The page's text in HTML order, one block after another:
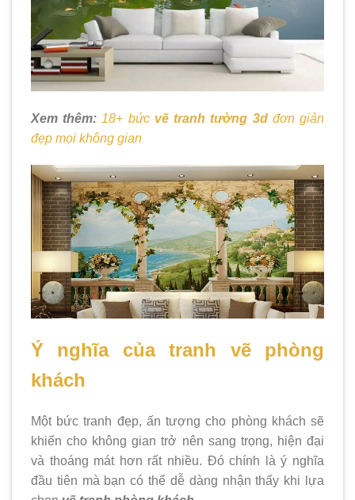
Xem thêm: 18+ bức vẽ tranh tường 3dđơn giản
đẹp mọi không gian
Ý nghĩa của tranh vẽ phòng
khách
Một bức tranh đẹp, ấn tượng cho phòng khách sẽ
khiến cho không gian trở nên sang trọng, hiện đại
và thoáng mát hơn rất nhiều. Đó chính là ý nghĩa
đầu tiên mà bạn có thể dễ dàng nhận thấy khi lựa